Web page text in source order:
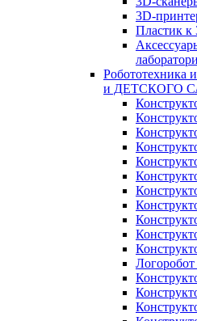
3D-
Пластик к
и ДЕТСКОГО